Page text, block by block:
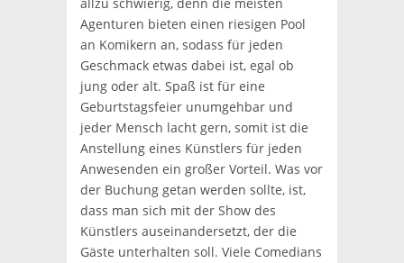
Agenturen bieten einen riesigen Pool
an Komikern an, sodass für jeden
Geschmack etwas dabei ist, egal ob
jung oder alt. Spaß ist für eine
Geburtstagsfeier unumgehbar und
jeder Mensch lacht gern, somit ist die
Anstellung eines Künstlers für jeden
Anwesenden ein großer Vorteil. Was vor
der Buchung getan werden sollte, ist,
dass man sich mit der Show des
Künstlers auseinandersetzt, der die
Gäste unterhalten soll. Viele Comedians